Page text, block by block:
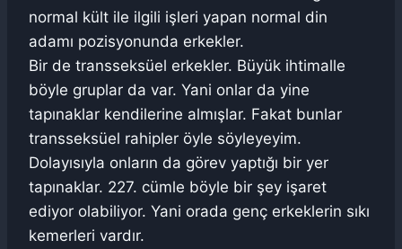
normal kült ile ilgili işleri yapan normal din
adamı pozisyonunda erkekler.
Bir de transseksüel erkekler. Büyük ihtimalle
böyle gruplar da var. Yani onlar da yine
tapınaklar kendilerine almışlar. Fakat bunlar
transseksüel rahipler öyle söyleyeyim.
Dolayısıyla onların da görev yaptığı bir yer
tapınaklar. 227. cümle böyle bir şey işaret
ediyor olabiliyor. Yani orada genç erkeklerin sıkı
kemerleri vardır.